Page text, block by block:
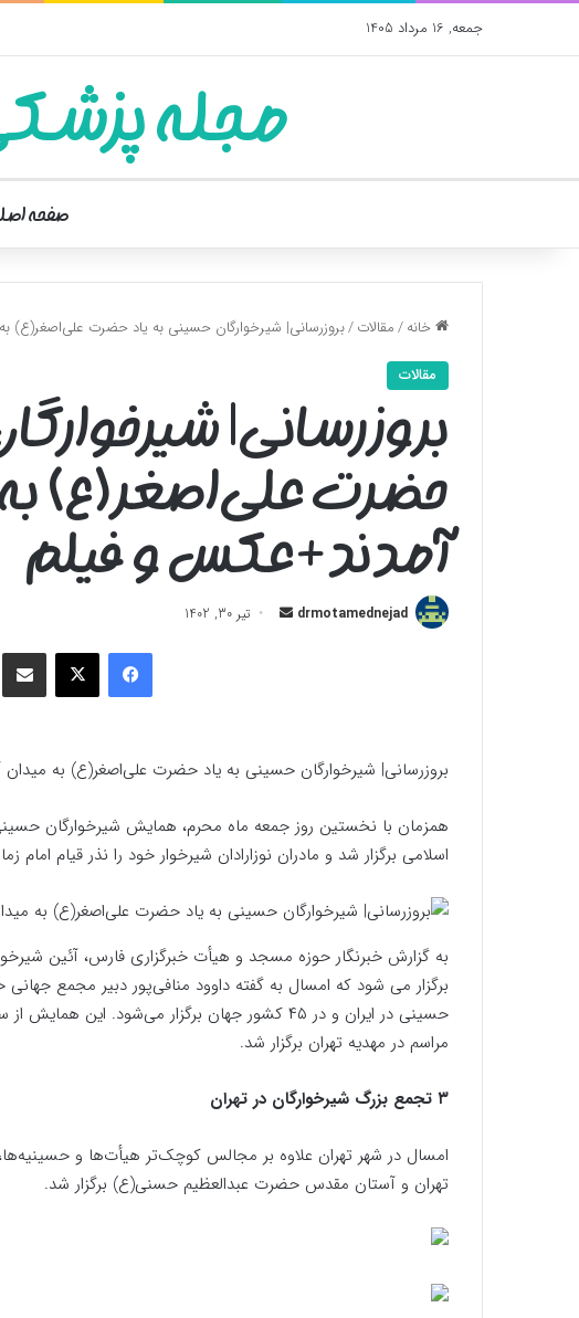
جمعه, 16 مرداد 1405
مجله
صفحه
خانه/مقالات/بروزرسانی| شیرخوارگان حسینی به یاد حضرت علی‌اصغر(ع)
مقالات
بروزرسانی|
حضرت علی‌اصغر(ع)
آمدند+عکس و فیلم
drmotamednejad
ارسال تیر 30, 1402
فیسبوک ایکس
بروزرسانی| شیرخوارگان حسینی به یاد حضرت علی‌اصغر(ع) به
همزمان با نخستین روز جمعه ماه محرم، همایش شیرخوارگان
اسلامی برگزار شد و مادران نوزارادان شیرخوار خود را نذر قیام امام
به گزارش خبرنگار حوزه مسجد و هیأت خبرگزاری فارس، آئین
مراسم در مهدیه تهران برگزار شد.
۳ تجمع بزرگ شیرخوارگان در تهران
تهران و آستان مقدس حضرت عبدالعظیم حسنی(ع) برگزار شد.